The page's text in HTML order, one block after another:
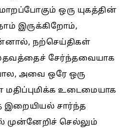
ஒரு யுகத்தின்
இருக்கிறோம்,
நற்செய்திகள்
சேர்ந்தவையாக
அவை ஒரே ஒரு
மதிப்புமிக்க உடைமையாக
இறையியல் சார்ந்த
செல்லும்